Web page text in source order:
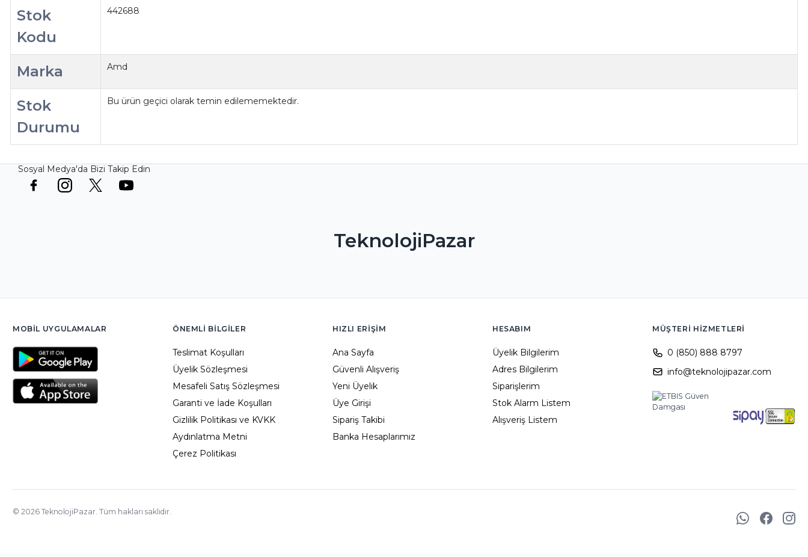
Stok
Kodu
442688
Marka Amd
Stok
Durumu
Bu ürün geçici olarak temin edilememektedir.
Sosyal Medya'da Bizi Takip Edin
TeknolojiPazar
MOBIL UYGULAMALAR ÖNEMLI BILGILER
Teslimat Koşulları
Üyelik Sözleşmesi
Mesafeli Satış Sözleşmesi
Garanti ve İade Koşulları
Gizlilik Politikası ve KVKK
Aydınlatma Metni
Çerez Politikası
HIZLI ERIŞIM
Ana Sayfa
Güvenli Alışveriş
Yeni Üyelik
Üye Girişi
Sipariş Takibi
Banka Hesaplarımız
HESABIM
Üyelik Bilgilerim
Adres Bilgilerim
Siparişlerim
Stok Alarm Listem
Alışveriş Listem
MÜŞTERI HIZMETLERI
0 (850) 888 8797
info@teknolojipazar.com
© 2026 TeknolojiPazar. Tüm hakları saklıdır.